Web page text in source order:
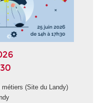
(Site du Landy)